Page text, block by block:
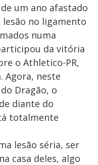
um ano afastado
no ligamento
numa
da vitória
o Athletico-PR,
Agora, neste
Dragão, o
diante do
totalmente
lesão séria, ser
casa deles, algo